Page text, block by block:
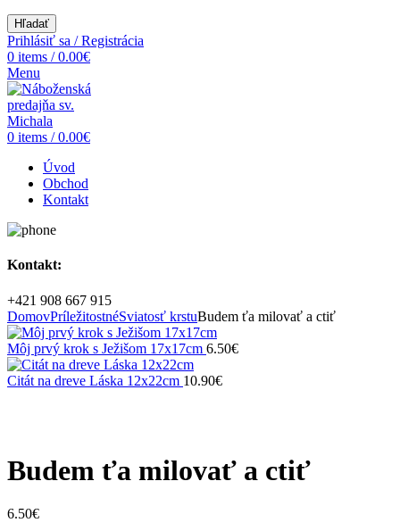
Hľadať
Prihlásiť sa / Registrácia
0 items / 0.00€
Menu
0 items / 0.00€
Úvod
Obchod
Kontakt
Kontakt:
+421 908 667 915
DomovPríležitostnéSviatosť krstuBudem ťa milovať a ctiť
Môj prvý krok s Ježišom 17x17cm 6.50€
Citát na dreve Láska 12x22cm 10.90€
Budem ťa milovať a ctiť
6.50€